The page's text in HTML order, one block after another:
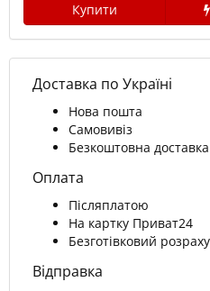
Купити
Доставка по Україні
Нова пошта
Самовивіз
Безкоштовна
Оплата
Післяплатою
На картку Приват24
Безготівковий
Відправка